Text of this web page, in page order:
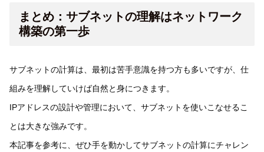
まとめ：サブネットの理解はネットワーク
構築の第一歩
サブネットの計算は、最初は苦手意識を持つ方も多いですが、仕
組みを理解していけば自然と身につきます。
IPアドレスの設計や管理において、サブネットを使いこなせるこ
とは大きな強みです。
本記事を参考に、ぜひ手を動かしてサブネットの計算にチャレン